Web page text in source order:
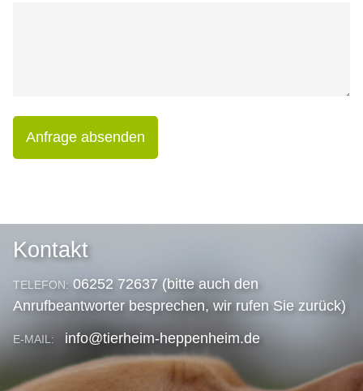
Anfrage absenden
Kontakt
TELEFON: 06252 72637 (bitte auch den
Anrufbeantworter besprechen, wir rufen Sie zurück)
E-MAIL: info@tierheim-heppenheim.de